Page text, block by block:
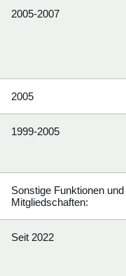
2005-2007
2005
1999-2005
Sonstige Funktionen und
Mitgliedschaften:
Seit 2022